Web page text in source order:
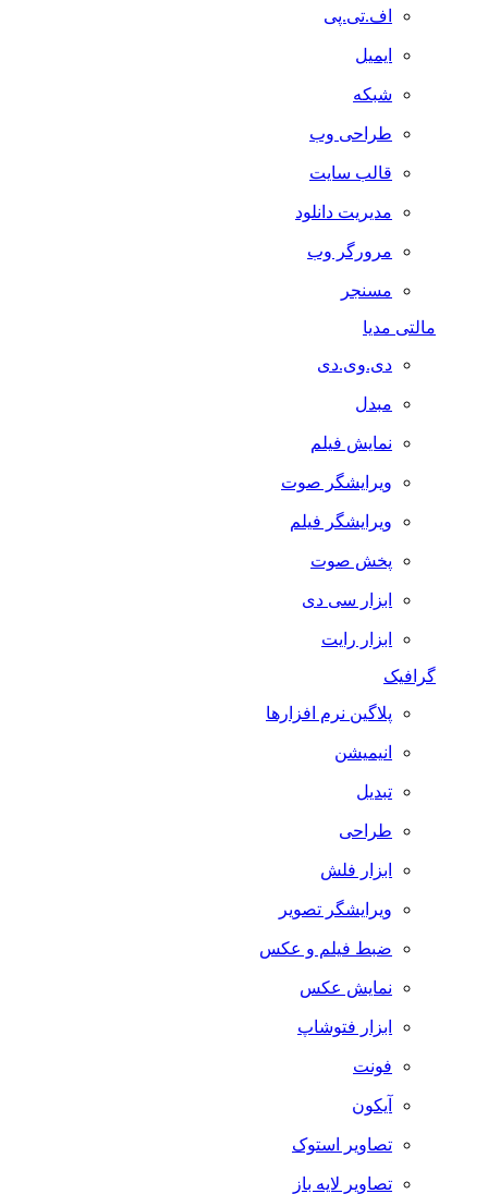
اف.تی.پی
ایمیل
شبکه
طراحی وب
قالب سایت
مدیریت دانلود
مرورگر وب
مسنجر
مالتی مدیا
دی.وی.دی
مبدل
نمایش فیلم
ویرایشگر صوت
ویرایشگر فیلم
پخش صوت
ابزار سی دی
ابزار رایت
گرافیک
پلاگین نرم افزارها
انیمیشن
تبدیل
طراحی
ابزار فلش
ویرایشگر تصویر
ضبط فيلم و عكس
نمایش عکس
ابزار فتوشاپ
فونت
آیکون
تصاویر استوک
تصاویر لایه باز